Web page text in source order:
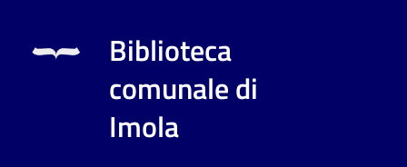
Biblioteca
comunale di
Imola